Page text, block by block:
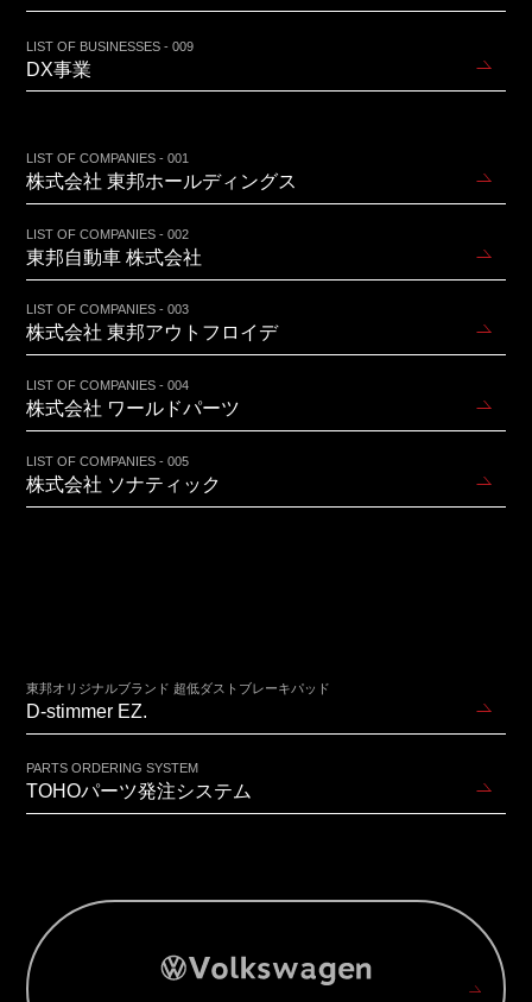
LIST OF BUSINESSES - 009
DX事業
LIST OF COMPANIES - 001
株式会社 東邦ホールディングス
LIST OF COMPANIES - 002
東邦自動車 株式会社
LIST OF COMPANIES - 003
株式会社 東邦アウトフロイデ
LIST OF COMPANIES - 004
株式会社 ワールドパーツ
LIST OF COMPANIES - 005
株式会社 ソナティック
東邦オリジナルブランド 超低ダストブレーキパッド
D-stimmer EZ.
PARTS ORDERING SYSTEM
TOHOパーツ発注システム